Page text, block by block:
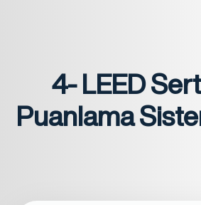
4- LEED
Puanlama